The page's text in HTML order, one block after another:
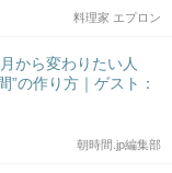
料理家 エプロン
から変わりたい人
”の作り方｜ゲスト：
朝時間.jp編集部